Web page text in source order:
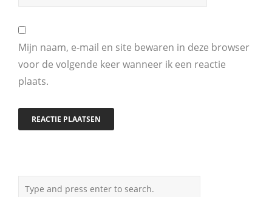
Mijn naam, e-mail en site bewaren in deze browser
voor de volgende keer wanneer ik een reactie
plaats.